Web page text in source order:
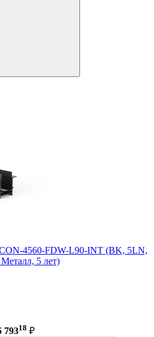
4560-FDW-L90-INT (BK, 5LN,
5 лет)
79318 ₽